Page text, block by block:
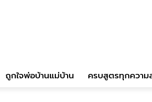
ถูกใจพ่อบ้านแม่บ้าน ครบสูตรทุกความ